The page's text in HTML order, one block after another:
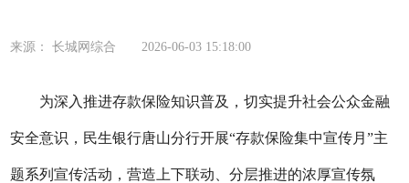
来源： 长城网综合 2026-06-03 15:18:00
为深入推进存款保险知识普及，切实提升社会公众金融
安全意识，民生银行唐山分行开展“存款保险集中宣传月”主
题系列宣传活动，营造上下联动、分层推进的浓厚宣传氛